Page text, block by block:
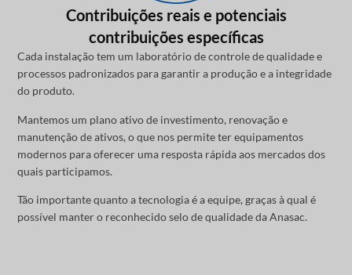
Contribuições reais e potenciais
contribuições específicas
Cada instalação tem um laboratório de controle de qualidade e
processos padronizados para garantir a produção e a integridade
do produto.
Mantemos um plano ativo de investimento, renovação e
manutenção de ativos, o que nos permite ter equipamentos
modernos para oferecer uma resposta rápida aos mercados dos
quais participamos.
Tão importante quanto a tecnologia é a equipe, graças à qual é
possível manter o reconhecido selo de qualidade da Anasac.